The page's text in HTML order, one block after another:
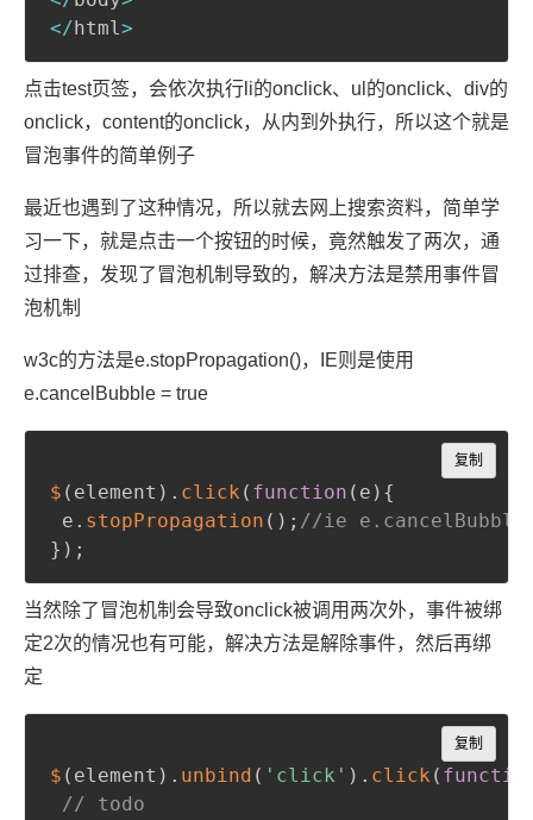
</html>
点击test页签，会依次执行li的onclick、ul的onclick、div的
onclick，content的onclick，从内到外执行，所以这个就是
冒泡事件的简单例子
最近也遇到了这种情况，所以就去网上搜索资料，简单学
习一下，就是点击一个按钮的时候，竟然触发了两次，通
过排查，发现了冒泡机制导致的，解决方法是禁用事件冒
泡机制
w3c的方法是e.stopPropagation()，IE则是使用
e.cancelBubble = true
$ ( element ) . click ( function ( e ) {
e . stopPropagation ( ) ; //ie
} ) ;
复制
Copy
当然除了冒泡机制会导致onclick被调用两次外，事件被绑
定2次的情况也有可能，解决方法是解除事件，然后再绑
定
$ ( element ) . unbind ( 'click' ) . click (
// todo
复制
Copy